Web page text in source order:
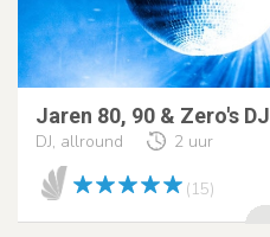
Jaren 80, 90 & Zero's DJ
DJ, allround 2 uur
(15)